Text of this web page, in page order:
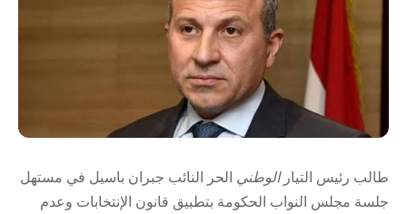
طالب رئيس ‎التيار الوطني الحر النائب جبران باسيل في مستهل
جلسة مجلس النواب الحكومة بتطبيق قانون الإنتخابات وعدم